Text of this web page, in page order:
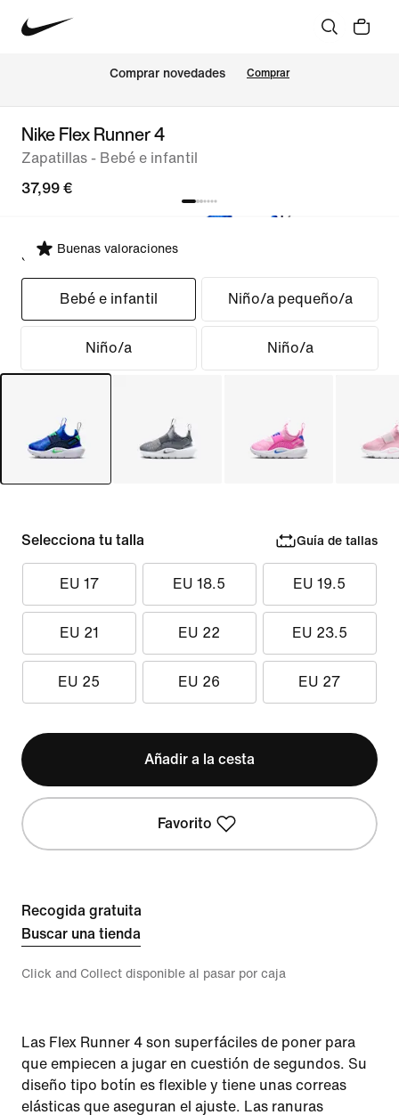
Comprar novedades Comprar
Nike Flex Runner 4
Zapatillas - Bebé e infantil
37,99 €
Buenas valoraciones
Seleccionar ajuste
Bebé e infantil Niño/a pequeño/a
Niño/a Niño/a
Selecciona tu talla Guía de tallas
EU 17 EU 18.5 EU 19.5
EU 21 EU 22 EU 23.5
EU 25 EU 26 EU 27
Añadir a la cesta
Favorito
Recogida gratuita
Buscar una tienda
Click and Collect disponible al pasar por caja
Las Flex Runner 4 son superfáciles de poner para
que empiecen a jugar en cuestión de segundos. Su
diseño tipo botín es flexible y tiene unas correas
elásticas que aseguran el ajuste. Las ranuras